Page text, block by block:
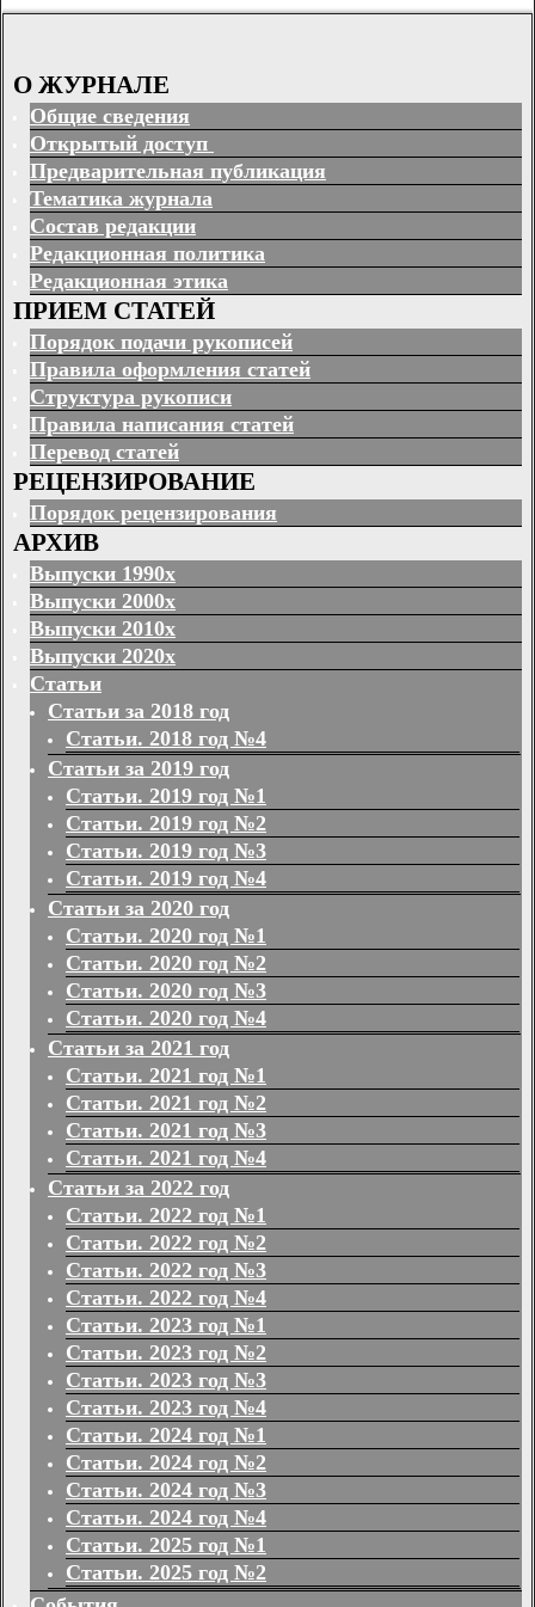
О ЖУРНАЛЕ
Общие сведения
Открытый доступ
Предварительная публикация
Тематика журнала
Состав редакции
Редакционная политика
Редакционная этика
ПРИЕМ СТАТЕЙ
Порядок подачи рукописей
Правила оформления статей
Структура рукописи
Правила написания статей
Перевод статей
РЕЦЕНЗИРОВАНИЕ
Порядок рецензирования
АРХИВ
Выпуски 1990х
Выпуски 2000х
Выпуски 2010х
Выпуски 2020х
Статьи
Статьи за 2018 год
Статьи. 2018 год №4
Статьи за 2019 год
Статьи. 2019 год №1
Статьи. 2019 год №2
Статьи. 2019 год №3
Статьи. 2019 год №4
Статьи за 2020 год
Статьи. 2020 год №1
Статьи. 2020 год №2
Статьи. 2020 год №3
Статьи. 2020 год №4
Статьи за 2021 год
Статьи. 2021 год №1
Статьи. 2021 год №2
Статьи. 2021 год №3
Статьи. 2021 год №4
Статьи за 2022 год
Статьи. 2022 год №1
Статьи. 2022 год №2
Статьи. 2022 год №3
Статьи. 2022 год №4
Статьи. 2023 год №1
Статьи. 2023 год №2
Статьи. 2023 год №3
Статьи. 2023 год №4
Статьи. 2024 год №1
Статьи. 2024 год №2
Статьи. 2024 год №3
Статьи. 2024 год №4
Статьи. 2025 год №1
Статьи. 2025 год №2